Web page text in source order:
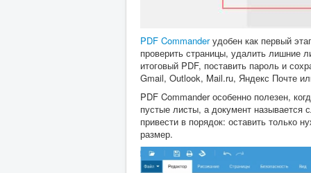
PDF Commanderудобен как первый
проверить страницы, удалить лишние
итоговый PDF, поставить пароль и
Gmail, Outlook, Mail.ru, Яндекс Почте
PDF Commander особенно полезен,
пустые листы, а документ называется
привести в порядок: оставить только
размер.